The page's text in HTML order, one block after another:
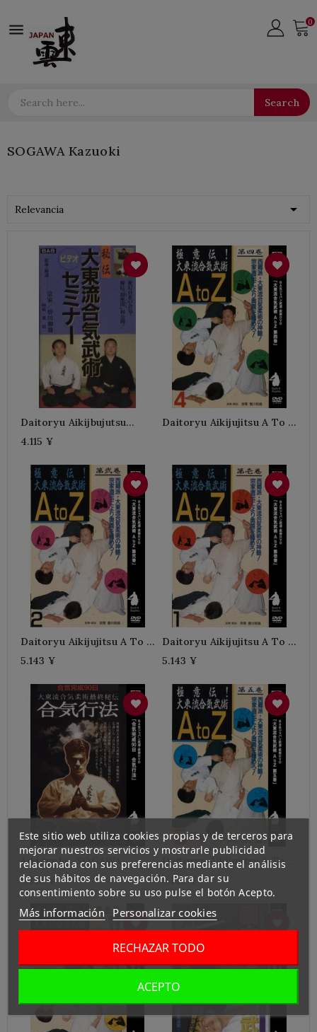
 0
Search
SOGAWA Kazuoki
Relevancia 
Daitoryu Aikijbujutsu
Seminario-SOGAWA
Kazuoki
4.115 ¥
Daitoryu Aikijujitsu A To Z
Daitoryu Aikijujitsu A To Z
N°2-SOGAWA Kazuoki
5.143 ¥
Daitoryu Aikijujitsu A To Z
N°1-SOGAWA Kazuoki
5.143 ¥
Aikigyoho-SOGAWA
Kazuoki
5.143 ¥
Daitoryu Aikijujitsu A To Z
N°5-SOGAWA Kazuoki
5.143 ¥
Este sitio web utiliza cookies propias y de terceros para
mejorar nuestros servicios y mostrarle publicidad
relacionada con sus preferencias mediante el análisis
de sus hábitos de navegación. Para dar su
consentimiento sobre su uso pulse el botón Acepto.
Más información Personalizar cookies
RECHAZAR TODO
ACEPTO